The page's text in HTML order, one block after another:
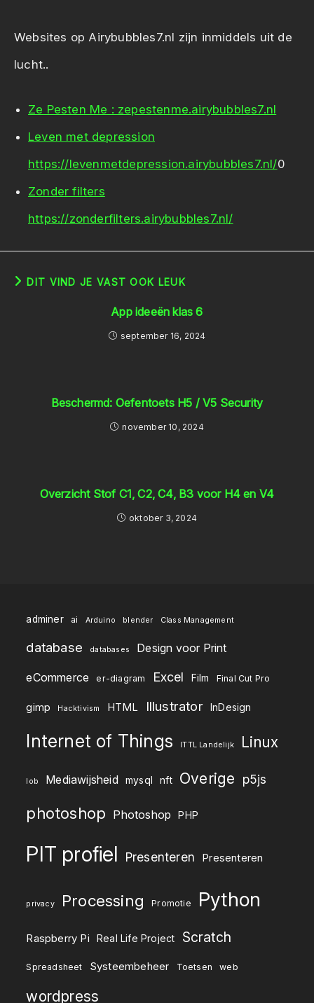
Websites op Airybubbles7.nl zijn inmiddels uit de
lucht..
Ze Pesten Me : zepestenme.airybubbles7.nl
Leven met depression
https://levenmetdepression.airybubbles7.nl/0
Zonder filters
https://zonderfilters.airybubbles7.nl/
DIT VIND JE VAST OOK LEUK
App ideeën klas 6
september 16, 2024
Beschermd: Oefentoets H5 / V5 Security
november 10, 2024
Overzicht Stof C1, C2, C4, B3 voor H4 en V4
oktober 3, 2024
adminer ai Arduino blender Class Management
database databases Design voor Print
eCommerce er-diagram Excel Film Final Cut Pro
gimp Hacktivism HTML Illustrator InDesign
Internet of Things ITTL Landelijk Linux
lob Mediawijsheid mysql nft Overige p5js
photoshop Photoshop PHP
PIT profiel Presenteren Presenteren
privacy Processing Promotie Python
Raspberry Pi Real Life Project Scratch
Spreadsheet Systeembeheer Toetsen web
wordpress